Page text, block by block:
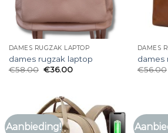
DAMES RUGZAK LAPTOP
dames rugzak laptop
€58.00 €36.00
DAMES
dames
€56.00
Aanbieding!